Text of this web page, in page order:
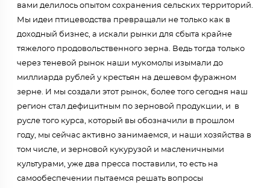
вами делилось опытом сохранения сельских территорий.
Мы идеи птицеводства превращали не только как в
доходный бизнес, а искали рынки для сбыта крайне
тяжелого продовольственного зерна. Ведь тогда только
через теневой рынок наши мукомолы изымали до
миллиарда рублей у крестьян на дешевом фуражном
зерне. И мы создали этот рынок, более того сегодня наш
регион стал дефицитным по зерновой продукции, и в
русле того курса, который вы обозначили в прошлом
году, мы сейчас активно занимаемся, и наши хозяйства в
том числе, и зерновой кукурузой и масленичными
культурами, уже два пресса поставили, то есть на
самообеспечении пытаемся решать вопросы